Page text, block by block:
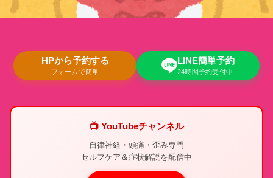
HPから予約する
フォームで簡単
LINE簡単予約
24時間予約受付中
📺 YouTubeチャンネル
自律神経・頭痛・歪み専門
セルフケア＆症状解説を配信中